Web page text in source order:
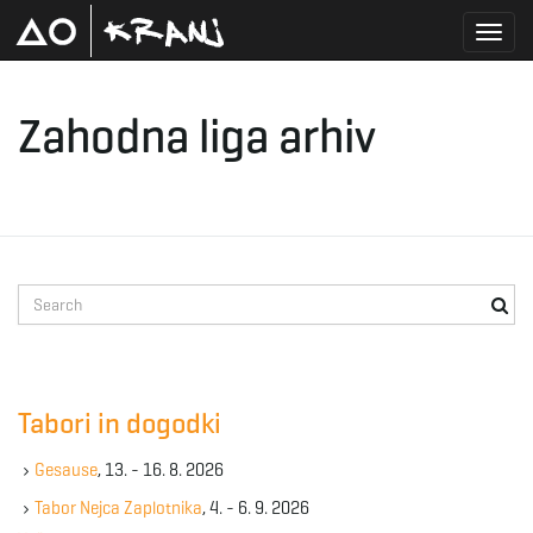
Zahodna liga arhiv
e
e
y
Tabori in dogodki
Gesause, 13. - 16. 8. 2026
Tabor Nejca Zaplotnika, 4. - 6. 9. 2026